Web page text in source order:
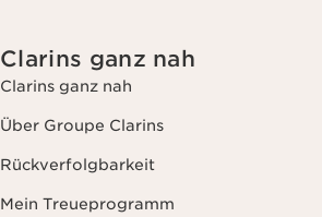
Clarins ganz nah
Clarins ganz nah
Über Groupe Clarins
Rückverfolgbarkeit
Mein Treueprogramm